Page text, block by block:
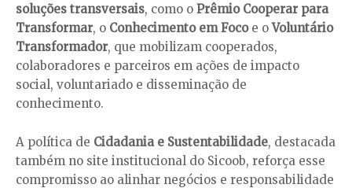
soluções transversais, como o Prêmio Cooperar para
Transformar, o Conhecimento em Focoe oVoluntário
Transformador, que mobilizam cooperados,
colaboradores e parceiros em ações de impacto
social, voluntariado e disseminação de
conhecimento.
A política de Cidadania e Sustentabilidade, destacada
também no site institucional do Sicoob, reforça esse
compromisso ao alinhar negócios e responsabilidade